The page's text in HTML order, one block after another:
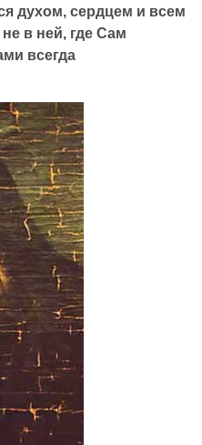
духом, сердцем и всем
в ней, где Сам
всегда